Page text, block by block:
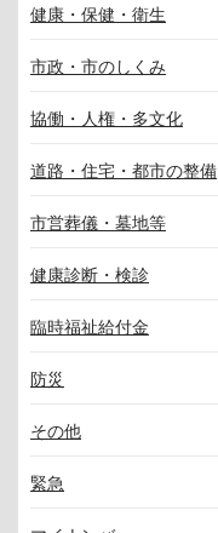
健康・保健・衛生
市政・市のしくみ
協働・人権・多文化
道路・住宅・都市の整備
市営葬儀・墓地等
健康診断・検診
臨時福祉給付金
防災
その他
緊急